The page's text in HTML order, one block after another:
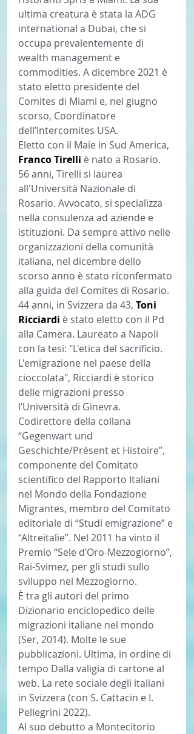
ultima creatura è stata la ADG
international a Dubai, che si
occupa prevalentemente di
wealth management e
commodities. A dicembre 2021 è
stato eletto presidente del
Comites di Miami e, nel giugno
scorso, Coordinatore
dell’Intercomites USA.
Eletto con il Maie in Sud America,
Franco Tirelli è nato a Rosario.
56 anni, Tirelli si laurea
all'Università Nazionale di
Rosario. Avvocato, si specializza
nella consulenza ad aziende e
istituzioni. Da sempre attivo nelle
organizzazioni della comunità
italiana, nel dicembre dello
scorso anno è stato riconfermato
alla guida del Comites di Rosario.
44 anni, in Svizzera da 43, Toni
Ricciardi è stato eletto con il Pd
alla Camera. Laureato a Napoli
con la tesi: "L'etica del sacrificio.
L'emigrazione nel paese della
cioccolata", Ricciardi è storico
delle migrazioni presso
l’Università di Ginevra.
Codirettore della collana
“Gegenwart und
Geschichte/Présent et Histoire”,
componente del Comitato
scientifico del Rapporto Italiani
nel Mondo della Fondazione
Migrantes, membro del Comitato
editoriale di “Studi emigrazione” e
“Altreitalie”. Nel 2011 ha vinto il
Premio “Sele d’Oro-Mezzogiorno”,
Rai-Svimez, per gli studi sullo
sviluppo nel Mezzogiorno.
È tra gli autori del primo
Dizionario enciclopedico delle
migrazioni italiane nel mondo
(Ser, 2014). Molte le sue
pubblicazioni. Ultima, in ordine di
tempo Dalla valigia di cartone al
web. La rete sociale degli italiani
in Svizzera (con S. Cattacin e I.
Pellegrini 2022).
Al suo debutto a Montecitorio